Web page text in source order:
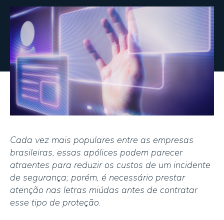
Cada vez mais populares entre as empresas
brasileiras, essas apólices podem parecer
atraentes para reduzir os custos de um incidente
de segurança; porém, é necessário prestar
atenção nas letras miúdas antes de contratar
esse tipo de proteção.